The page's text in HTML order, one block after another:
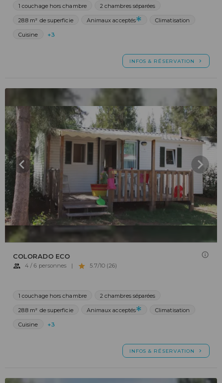
1 couchage hors chambre 2 chambres séparées
28.8 m² de superficie Animaux acceptés Climatisation
Cuisine +3
INFOS & RÉSERVATION
COLORADO ECO
4 / 6 personnes | 5.7/10 (26)
1 couchage hors chambre 2 chambres séparées
28.8 m² de superficie Animaux acceptés Climatisation
Cuisine +3
INFOS & RÉSERVATION